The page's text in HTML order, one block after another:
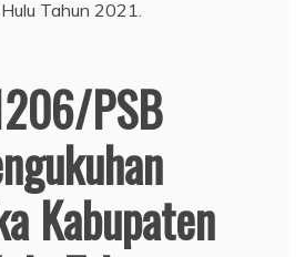
PSB
Kabupaten